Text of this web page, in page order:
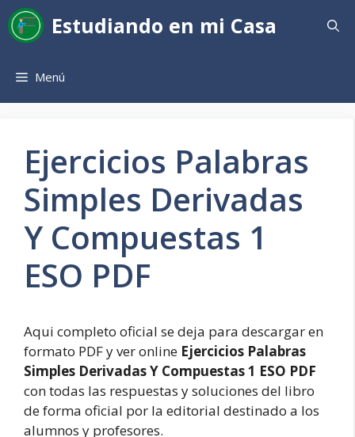
Saltar
al
contenido
Estudiando en mi Casa
Menú
Ejercicios Palabras
Simples Derivadas
Y Compuestas 1
ESO PDF
Aqui completo oficial se deja para descargar en
formato PDF y ver online Ejercicios Palabras
Simples Derivadas Y Compuestas 1 ESO PDF
con todas las respuestas y soluciones del libro
de forma oficial por la editorial destinado a los
alumnos y profesores.